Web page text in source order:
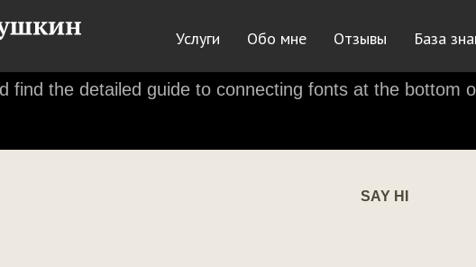
Услуги Обо мне Отзывы База
custom fonts.
find the detailed guide to connecting fonts at the bottom
SAY HI